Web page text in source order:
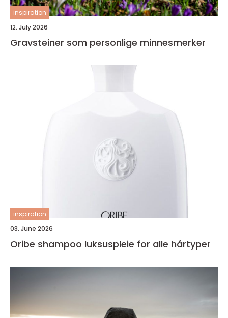
inspiration
12. July 2026
Gravsteiner som personlige minnesmerker
inspiration
03. June 2026
Oribe shampoo luksuspleie for alle hårtyper